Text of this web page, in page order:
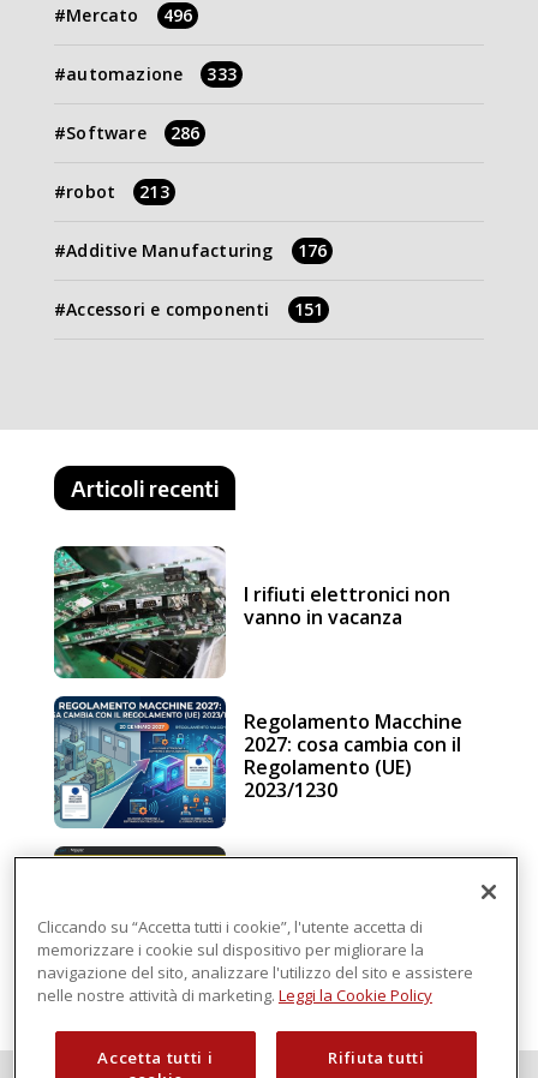
Mercato 496
automazione 333
Software 286
robot 213
Additive Manufacturing 176
Accessori e componenti 151
Articoli recenti
I rifiuti elettronici non
vanno in vacanza
Regolamento Macchine
2027: cosa cambia con il
Regolamento (UE)
2023/1230
intelligenza in cloud
Cliccando su “Accetta tutti i cookie”, l'utente accetta di
memorizzare i cookie sul dispositivo per migliorare la
navigazione del sito, analizzare l'utilizzo del sito e assistere
nelle nostre attività di marketing. Leggi la Cookie Policy
Accetta tutti i
Rifiuta tutti